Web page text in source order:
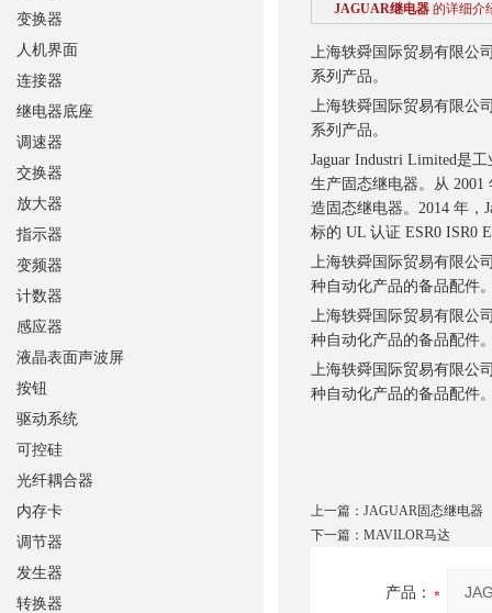
JAGUAR继电器 的详细介
上海轶舜国际贸易有限公
系列产品。
上海轶舜国际贸易有限公
系列产品。
Jaguar Industri Limited是
生产固态继电器。从 2001
造固态继电器。2014 年，
标的 UL 认证 ESR0 ISR0
上海轶舜国际贸易有限公
种自动化产品的备品配件
上海轶舜国际贸易有限公
种自动化产品的备品配件
上海轶舜国际贸易有限公
种自动化产品的备品配件
上一篇： JAGUAR固态继电器
下一篇： MAVILOR马达
产品：
变换器
人机界面
连接器
继电器底座
调速器
交换器
放大器
指示器
变频器
计数器
感应器
液晶表面声波屏
按钮
驱动系统
可控硅
光纤耦合器
内存卡
调节器
发生器
转换器